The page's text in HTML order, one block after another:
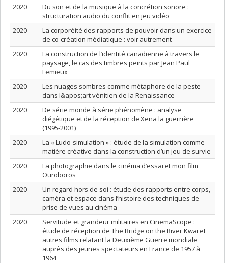
2020
Du son et de la musique à la concrétion sonore :
structuration audio du conflit en jeu vidéo
2020
La corporéité des rapports de pouvoir dans un exercice
de co-création médiatique : voir autrement
2020
La construction de l’identité canadienne à travers le
paysage, le cas des timbres peints par Jean Paul
Lemieux
2020
Les nuages sombres comme métaphore de la peste
dans l&apos;art vénitien de la Renaissance
2020
De série monde à série phénomène : analyse
diégétique et de la réception de Xena la guerrière
(1995-2001)
2020
La « Ludo-simulation » : étude de la simulation comme
matière créative dans la construction d’un jeu de survie
2020
La photographie dans le cinéma d’essai et mon film
Ouroboros
2020
Un regard hors de soi : étude des rapports entre corps,
caméra et espace dans l’histoire des techniques de
prise de vues au cinéma
2020
Servitude et grandeur militaires en CinemaScope :
étude de réception de The Bridge on the River Kwai et
autres films relatant la Deuxième Guerre mondiale
auprès des jeunes spectateurs en France de 1957 à
1964